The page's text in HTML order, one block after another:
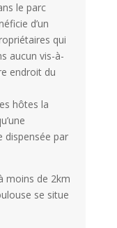
le parc
d’un
qui
aucun vis-à-
endroit du
hôtes la
dispensée par
moins de 2km
se situe